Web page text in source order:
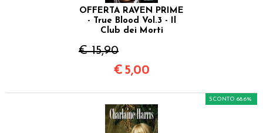
OFFERTA RAVEN PRIME
- True Blood Vol.3 - Il
Club dei Morti
€ 15,90
€ 5,00
SCONTO 68.6%